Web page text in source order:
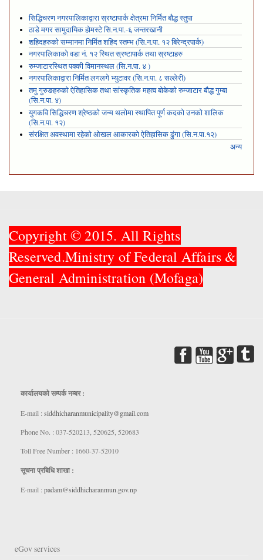
सिद्धिचरण नगरपालिकाद्वारा स्रष्टापार्क क्षेत्रमा निर्मित बौद्ध स्तुपा
ठाडे मगर सामुदायिक होमस्टे सि.न.पा.-६ जन्तरखानी
शहिदहरुको सम्मानमा निर्मित शहिद स्तम्भ (सि.न.पा. १२ बिरेन्द्रपार्क)
नगरपालिकाको वडा नं. १२ स्थित स्रष्टापार्क तथा स्रष्टाहरु
रुम्जाटारस्थित पक्की विमानस्थल (सि.न.पा. ४ )
नगरपालिकाद्वारा निर्मित लगलगे भ्युटावर (सि.न.पा. ८ सल्लेरी)
तमु गुरुङहरुको ऐतिहासिक तथा सांस्कृतिक महत्व बोकेको रुम्जाटार बौद्ध गुम्बा
(सि.न.पा. ४)
युगकवि सिद्धिचरण श्रेष्ठको जन्म थलोमा स्थापित पूर्ण कदको उनको शालिक
(सि.न.पा. १२)
संरक्षित अवस्थामा रहेको ओखल आकारको ऐतिहासिक ढुंगा (सि.न.पा.१२)
अन्य
Copyright © 2015. All Rights
Reserved.Ministry of Federal Affairs &
General Administration (Mofaga)
कार्यालयकाे सम्पर्क नम्बर :
E-mail : siddhicharanmunicipality@gmail.com
Phone No. : 037-520213, 520625, 520683
Toll Free Number : 1660-37-52010
सूचना प्रबिधि शाखा :
E-mail : padam@siddhicharanmun.gov.np
eGov services